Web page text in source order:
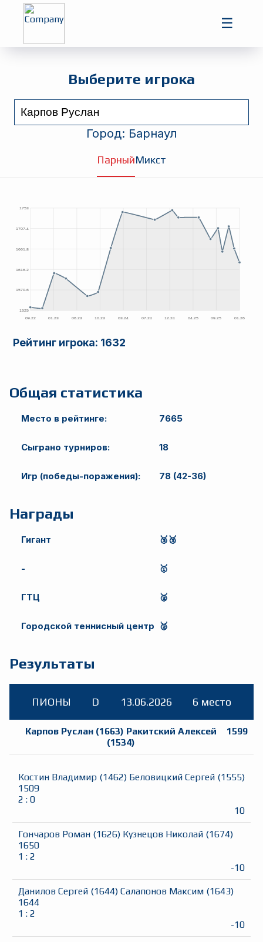
☰
Выберите игрока
Город: Барнаул
ПарныйМикст
Рейтинг игрока: 1632
Общая статистика
Место в рейтинге: 7665
Сыграно турниров: 18
Игр (победы-поражения): 78 (42-36)
Награды
Гигант 🥉🥉
- 🥇
ГТЦ 🥈
Городской теннисный центр 🥈
Результаты
ПИОНЫ D 13.06.2026 6 место
Карпов Руслан (1663) Ракитский Алексей
(1534)
1599
Костин Владимир (1462) Беловицкий Сергей (1555)
1509
2 : 0
10
Гончаров Роман (1626) Кузнецов Николай (1674)
1650
1 : 2
-10
Данилов Сергей (1644) Салапонов Максим (1643)
1644
1 : 2
-10